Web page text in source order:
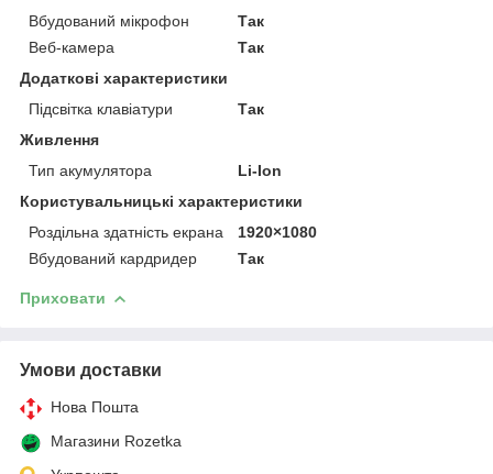
Вбудований мікрофон
Так
Веб-камера
Так
Додаткові характеристики
Підсвітка клавіатури
Так
Живлення
Тип акумулятора
Li-Ion
Користувальницькі характеристики
Роздільна здатність екрана
1920×1080
Вбудований кардридер
Так
Приховати
Умови доставки
Нова Пошта
Магазини Rozetka